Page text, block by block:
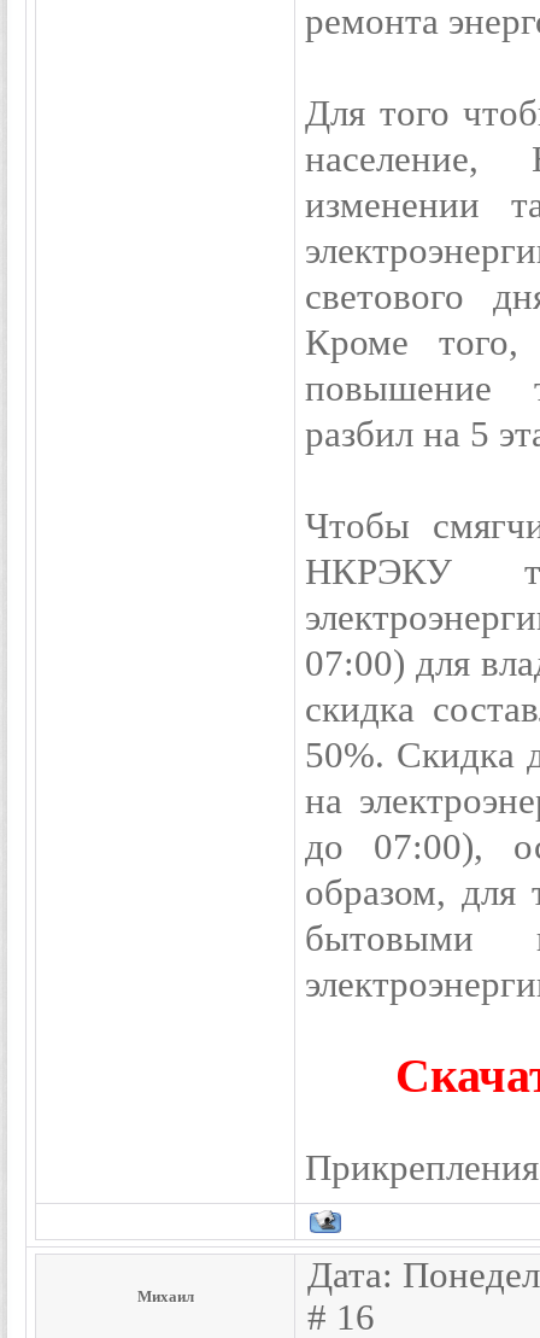
ремонта
Для того
изменении
светового
Кроме
повышение
разбил на 5
Чтобы
НКРЭКУ
07:00) для
скидка
50%. Скидка
на
до 07:00),
образом, для
бытовыми
Михаил
Дата:
# 16